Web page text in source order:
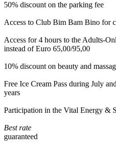
50% discount on the parking fee
Access to Club Bim Bam Bino for
Access for 4 hours to the Adults-
instead of Euro 65,00/95,00
10% discount on beauty and
Free Ice Cream Pass during July
years
Participation in the Vital Energy &
Best rate
guaranteed